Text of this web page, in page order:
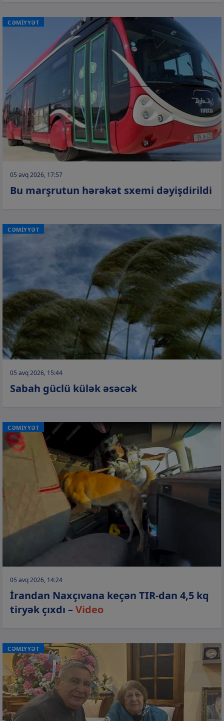
CƏMİYYƏT
05 avq 2026, 17:57
Bu marşrutun hərəkət sxemi dəyişdirildi
CƏMİYYƏT
05 avq 2026, 15:44
Sabah güclü külək əsəcək
CƏMİYYƏT
05 avq 2026, 14:24
İrandan Naxçıvana keçən TIR-dan 4,5 kq
tiryək çıxdı –Video
CƏMİYYƏT